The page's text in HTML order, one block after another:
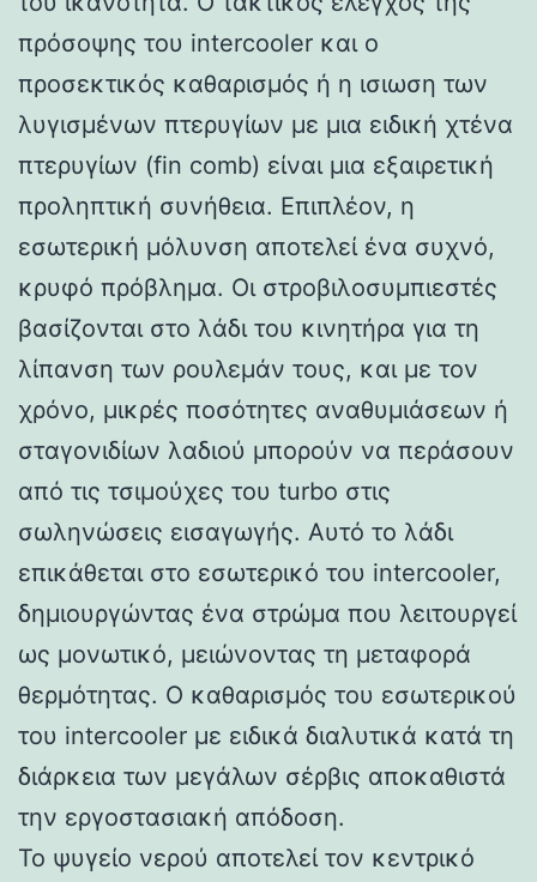
πρόσοψης του intercooler και ο
προσεκτικός καθαρισμός ή η ισιωση των
λυγισμένων πτερυγίων με μια ειδική χτένα
πτερυγίων (fin comb) είναι μια εξαιρετική
προληπτική συνήθεια. Επιπλέον, η
εσωτερική μόλυνση αποτελεί ένα συχνό,
κρυφό πρόβλημα. Οι στροβιλοσυμπιεστές
βασίζονται στο λάδι του κινητήρα για τη
λίπανση των ρουλεμάν τους, και με τον
χρόνο, μικρές ποσότητες αναθυμιάσεων ή
σταγονιδίων λαδιού μπορούν να περάσουν
από τις τσιμούχες του turbo στις
σωληνώσεις εισαγωγής. Αυτό το λάδι
επικάθεται στο εσωτερικό του intercooler,
δημιουργώντας ένα στρώμα που λειτουργεί
ως μονωτικό, μειώνοντας τη μεταφορά
θερμότητας. Ο καθαρισμός του εσωτερικού
του intercooler με ειδικά διαλυτικά κατά τη
διάρκεια των μεγάλων σέρβις αποκαθιστά
την εργοστασιακή απόδοση.
Το ψυγείο νερού αποτελεί τον κεντρικό